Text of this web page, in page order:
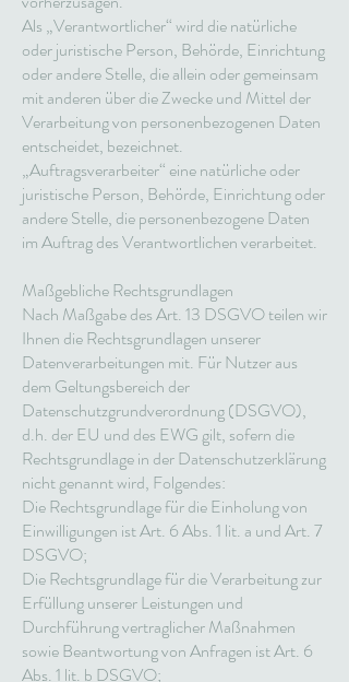
Als „Verantwortlicher“ wird die natürliche
oder juristische Person, Behörde, Einrichtung
oder andere Stelle, die allein oder gemeinsam
mit anderen über die Zwecke und Mittel der
Verarbeitung von personenbezogenen Daten
entscheidet, bezeichnet.
„Auftragsverarbeiter“ eine natürliche oder
juristische Person, Behörde, Einrichtung oder
andere Stelle, die personenbezogene Daten
im Auftrag des Verantwortlichen verarbeitet.
Maßgebliche Rechtsgrundlagen
Nach Maßgabe des Art. 13 DSGVO teilen wir
Ihnen die Rechtsgrundlagen unserer
Datenverarbeitungen mit. Für Nutzer aus
dem Geltungsbereich der
Datenschutzgrundverordnung (DSGVO),
d.h. der EU und des EWG gilt, sofern die
Rechtsgrundlage in der Datenschutzerklärung
nicht genannt wird, Folgendes:
Die Rechtsgrundlage für die Einholung von
Einwilligungen ist Art. 6 Abs. 1 lit. a und Art. 7
DSGVO;
Die Rechtsgrundlage für die Verarbeitung zur
Erfüllung unserer Leistungen und
Durchführung vertraglicher Maßnahmen
sowie Beantwortung von Anfragen ist Art. 6
Abs. 1 lit. b DSGVO;